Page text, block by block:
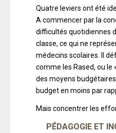
Quatre leviers ont été
A commencer par la
difficultés quotidiennes
classe, ce qui ne
médecins scolaires. Il
comme les Rased, ou le
des moyens budgétaires
budget en moins par
Mais concentrer les
PÉDAGOGIE ET